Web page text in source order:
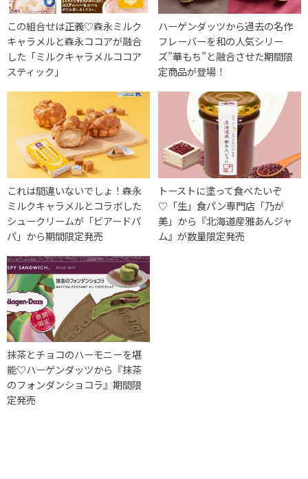
この組合せは正義♡森永ミルク
キャラメルと森永ココアが融合
した「ミルクキャラメルココア
スティック」
ハーゲンダッツから過去の名作
フレーバーを和の人気シリー
ズ”華もち”と融合させた期間限
定商品が登場！
これは間違いないでしょ！森永
ミルクキャラメルとコラボした
シュークリームが「ビアードパ
パ」から期間限定発売
トーストに塗って食べたいぞ
♡「生」食パン専門店「乃が
美」から『北海道産雅あんジャ
ム』が数量限定発売
抹茶とチョコのハーモニーを堪
能♡ハーゲンダッツから『抹茶
のフォンダンショコラ』期間限
定発売